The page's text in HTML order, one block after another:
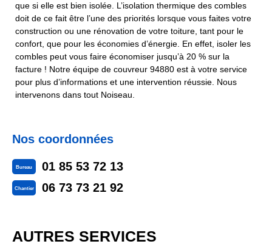
que si elle est bien isolée. L’isolation thermique des combles
doit de ce fait être l’une des priorités lorsque vous faites votre
construction ou une rénovation de votre toiture, tant pour le
confort, que pour les économies d’énergie. En effet, isoler les
combles peut vous faire économiser jusqu’à 20 % sur la
facture ! Notre équipe de couvreur 94880 est à votre service
pour plus d’informations et une intervention réussie. Nous
intervenons dans tout Noiseau.
Nos coordonnées
Bureau 01 85 53 72 13
Chantier 06 73 73 21 92
AUTRES SERVICES